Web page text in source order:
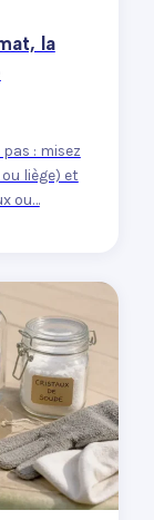
la
: misez
liège) et
ou…